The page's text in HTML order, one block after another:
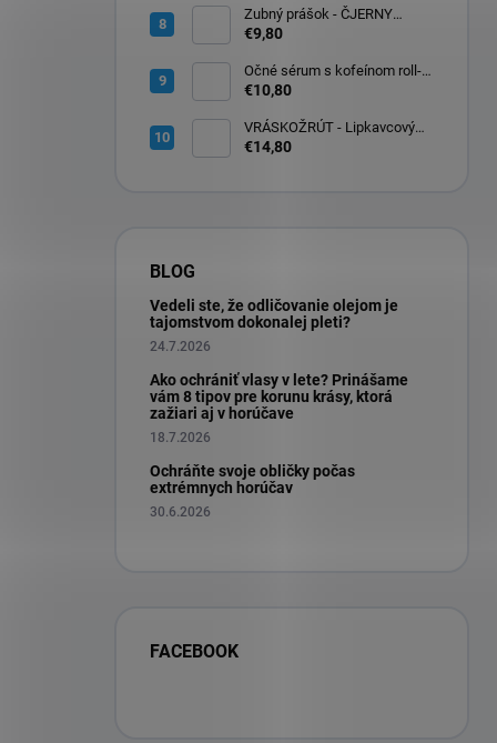
Zubný prášok - ČJERNY
DJABEL 60ml
€9,80
Očné sérum s kofeínom roll-
on na očné okolie 10ml
€10,80
VRÁSKOŽRÚT - Lipkavcový
denný krém s Q10 30ml
€14,80
BLOG
Vedeli ste, že odličovanie olejom je
tajomstvom dokonalej pleti?
24.7.2026
Ako ochrániť vlasy v lete? Prinášame
vám 8 tipov pre korunu krásy, ktorá
zažiari aj v horúčave
18.7.2026
Ochráňte svoje obličky počas
extrémnych horúčav
30.6.2026
FACEBOOK